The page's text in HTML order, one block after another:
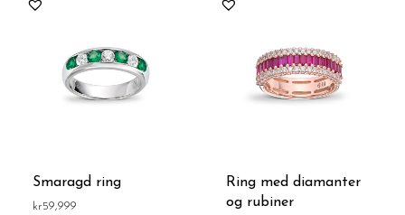
Smaragd ring
kr59,999
Ring med diamanter
og rubiner